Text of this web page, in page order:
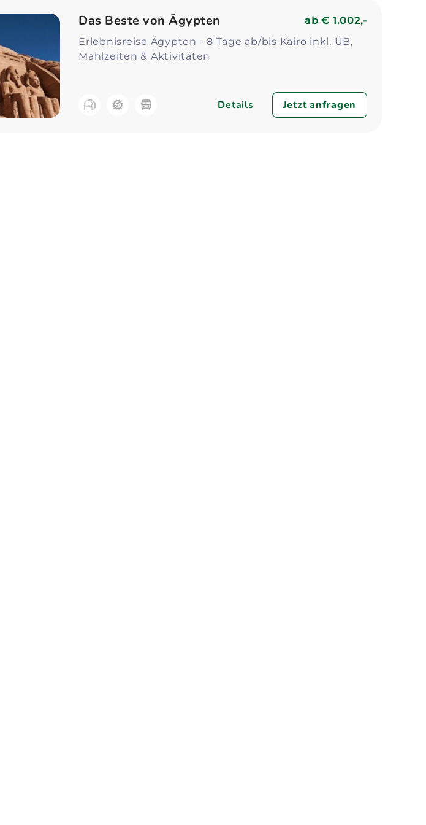
Das Beste von Ägypten ab€ 1.002,-
Erlebnisreise Ägypten - 8 Tage ab/bis Kairo inkl. ÜB,
Mahlzeiten & Aktivitäten
Details Jetzt anfragen